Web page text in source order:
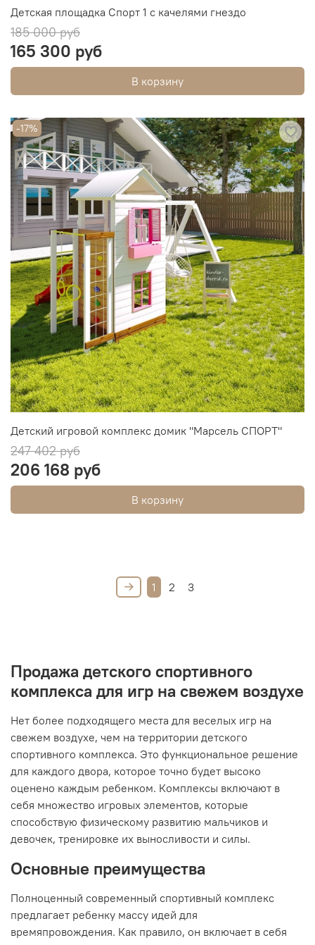
Детская площадка Спорт 1 с качелями гнездо
185 000 руб
165 300 руб
В корзину
-17%
Детский игровой комплекс домик "Марсель СПОРТ"
247 402 руб
206 168 руб
В корзину
1 2 3
Продажа детского спортивного
комплекса для игр на свежем воздухе
Нет более подходящего места для веселых игр на
свежем воздухе, чем на территории детского
спортивного комплекса. Это функциональное решение
для каждого двора, которое точно будет высоко
оценено каждым ребенком. Комплексы включают в
себя множество игровых элементов, которые
способствую физическому развитию мальчиков и
девочек, тренировке их выносливости и силы.
Основные преимущества
Полноценный современный спортивный комплекс
предлагает ребенку массу идей для
времяпровождения. Как правило, он включает в себя